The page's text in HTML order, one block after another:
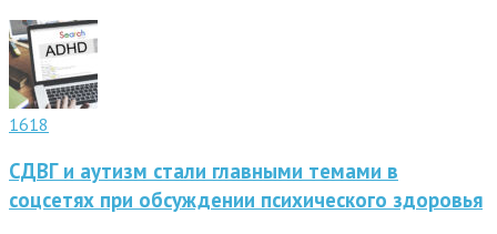
1618
СДВГ и аутизм стали главными темами в
соцсетях при обсуждении психического здоровья